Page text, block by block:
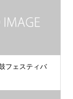
フェスティバ